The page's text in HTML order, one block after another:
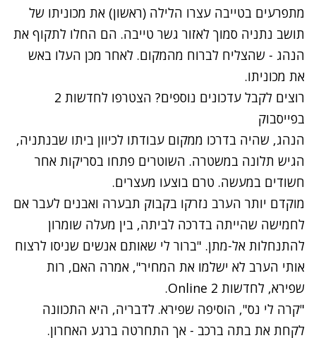
מתפרעים בטייבה עצרו הלילה (ראשון) את מכוניתו של
תושב נתניה סמוך לאזור גשר טייבה. הם החלו לתקוף את
הנהג - שהצליח לברוח מהמקום. לאחר מכן העלו באש
את מכוניתו.
רוצים לקבל עדכונים נוספים? הצטרפו לחדשות 2
בפייסבוק
הנהג, שהיה בדרכו ממקום עבודתו לכיוון ביתו שבנתניה,
הגיש תלונה במשטרה. השוטרים פתחו בסריקות אחר
חשודים במעשה. טרם בוצעו מעצרים.
מוקדם יותר הערב נזרקו בקבוק תבערה ואבנים לעבר אם
לחמישה שהייתה בדרכה לביתה, בין מעלה שומרון
להתנחלות אל-מתן. "ברור לי שאותם אנשים שניסו לרצוח
אותי הערב לא ישלמו את המחיר", אמרה האם, רות
שפירא, לחדשות 2 Online.
"קרה לי נס", הוסיפה שפירא. לדבריה, היא התכוונה
לקחת את בתה ברכב - אך התחרטה ברגע האחרון.